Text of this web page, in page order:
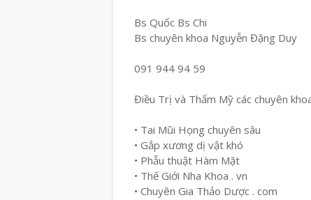
Bs Quốc Bs Chi
Bs chuyên khoa Nguyễn Đặng Duy
091 944 94 59
Điều Trị và Thẩm Mỹ các chuyên
• Tai Mũi Họng chuyên sâu
• Gắp xương dị vật khó
• Phẫu thuật Hàm Mặt
• Thế Giới Nha Khoa . vn
• Chuyên Gia Thảo Dược . com